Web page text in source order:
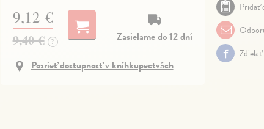
9,12 €
9,40 € ?
Zasielame do 12 dní
Pozrieť dostupnosť v kníhkupectvách
Pridať
Zdielať